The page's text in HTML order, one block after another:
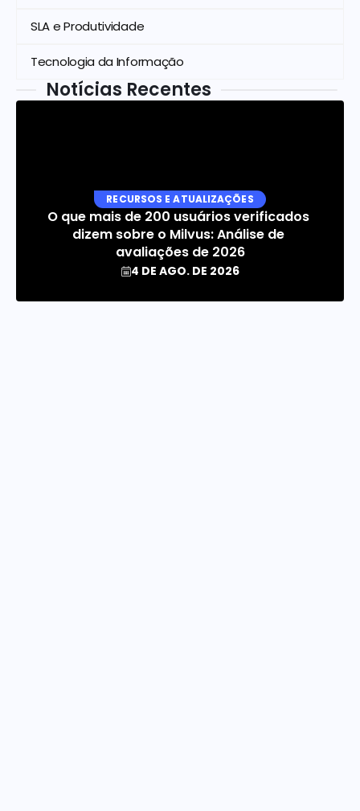
SLA e Produtividade
Tecnologia da Informação
Notícias Recentes
RECURSOS E ATUALIZAÇÕES
O que mais de 200 usuários verificados
dizem sobre o Milvus: Análise de
avaliações de 2026
4 DE AGO. DE 2026